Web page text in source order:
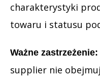
charakterystyki
towaru i statusu
Ważne zastrzeżenie:
supplier nie